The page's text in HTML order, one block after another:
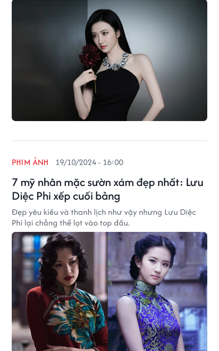
7 mỹ nhân mặc sườn xám đẹp nhất: Lưu
Diệc Phi xếp cuối bảng
PHIM ẢNH 19/10/2024 - 16:00
Đẹp yêu kiều và thanh lịch như vậy nhưng Lưu Diệc
Phi lại chẳng thể lọt vào top đầu.